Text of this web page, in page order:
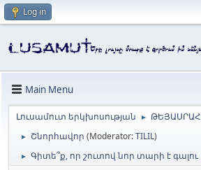
Log in
Main Menu
Լուսամուտ երկխոսության ► ԹԵՅԱՍՐԱՀ
► Շնորհավոր (Moderator:TILIL)
► Գիտե՞ք, որ շուտով նոր տարի է գալու